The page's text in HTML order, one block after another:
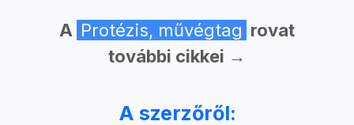
A Protézis, művégtag rovat
további cikkei →
A szerzőről: